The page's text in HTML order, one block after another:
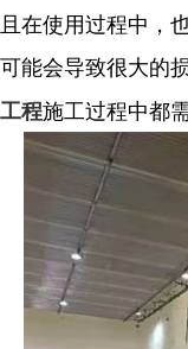
且在使用过程中，
可能会导致很大的
工程施工过程中都